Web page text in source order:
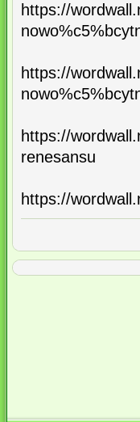
https://
https://
https://
renesansu
https://